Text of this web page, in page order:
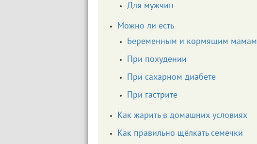
Для мужчин
Можно ли есть
Беременным и кормящим мамам
При похудении
При сахарном диабете
При гастрите
Как жарить в домашних условиях
Как правильно щёлкать семечки